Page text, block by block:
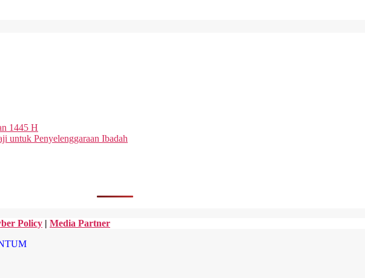
1445 H
untuk Penyelenggaraan Ibadah
Policy | Media Partner